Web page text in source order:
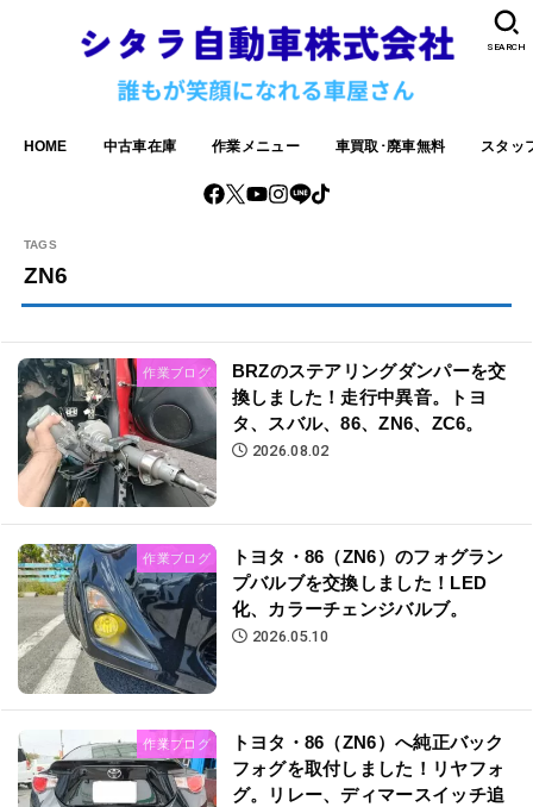
HOME 中古車在庫 作業メニュー 車買取･廃車無料 スタッ
SEARCH
ZN6
作業ブログ
BRZのステアリングダンパーを交
換しました！走行中異音。トヨ
タ、スバル、86、ZN6、ZC6。
2026.08.02
作業ブログ
トヨタ・86（ZN6）のフォグラン
プバルブを交換しました！LED
化、カラーチェンジバルブ。
2026.05.10
作業ブログ
トヨタ・86（ZN6）へ純正バック
フォグを取付しました！リヤフォ
グ。リレー、ディマースイッチ追